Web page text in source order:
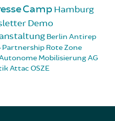
CampHamburg
Demo
Berlin Antirep
Rote Zone
MobilisierungAG
Attac OSZE